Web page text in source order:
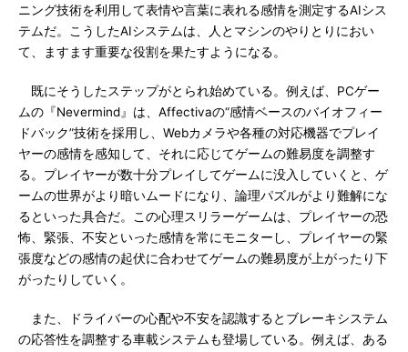
ニング技術を利用して表情や言葉に表れる感情を測定するAIシス
テムだ。こうしたAIシステムは、人とマシンのやりとりにおい
て、ますます重要な役割を果たすようになる。
既にそうしたステップがとられ始めている。例えば、PCゲー
ムの『Nevermind』は、Affectivaの“感情ベースのバイオフィー
ドバック”技術を採用し、Webカメラや各種の対応機器でプレイ
ヤーの感情を感知して、それに応じてゲームの難易度を調整す
る。プレイヤーが数十分プレイしてゲームに没入していくと、ゲ
ームの世界がより暗いムードになり、論理パズルがより難解にな
るといった具合だ。この心理スリラーゲームは、プレイヤーの恐
怖、緊張、不安といった感情を常にモニターし、プレイヤーの緊
張度などの感情の起伏に合わせてゲームの難易度が上がったり下
がったりしていく。
また、ドライバーの心配や不安を認識するとブレーキシステム
の応答性を調整する車載システムも登場している。例えば、ある